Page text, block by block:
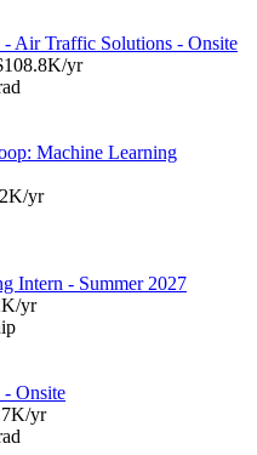
- Air Traffic Solutions - Onsite
yr
Machine Learning
yr
Intern - Summer 2027
yr
- Onsite
yr